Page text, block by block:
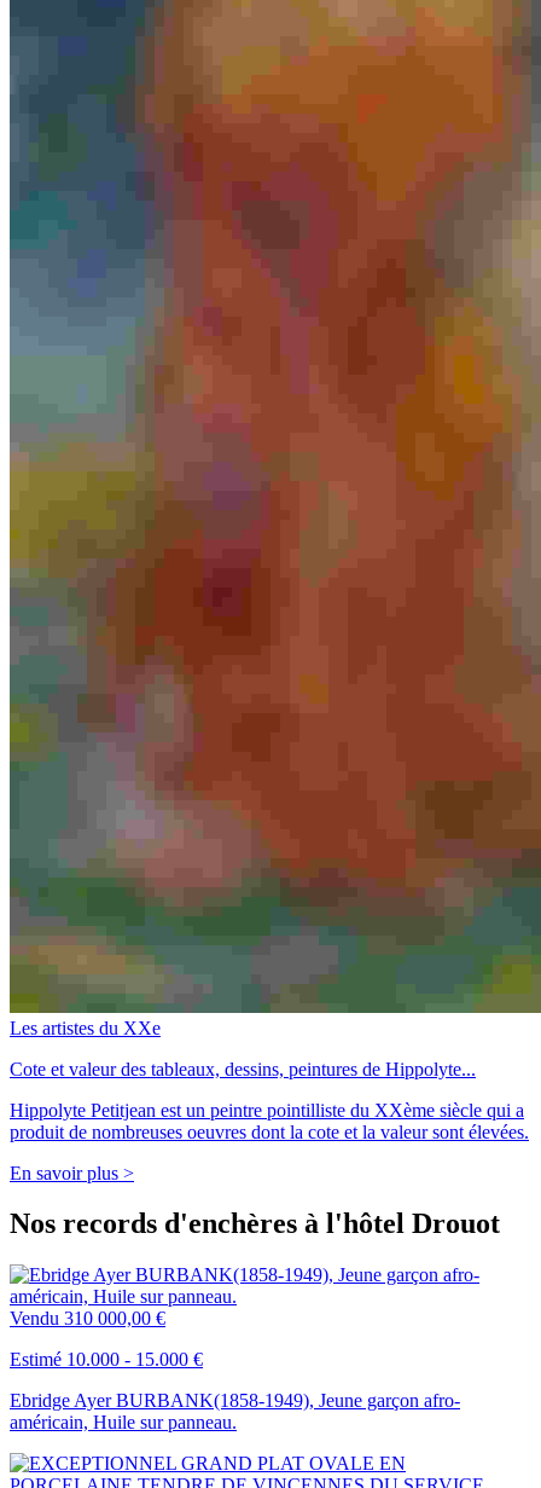
Les artistes du XXe
Cote et valeur des tableaux, dessins, peintures de Hippolyte...
Hippolyte Petitjean est un peintre pointilliste du XXème siècle qui a
produit de nombreuses oeuvres dont la cote et la valeur sont élevées.
En savoir plus >
Nos records d'enchères à l'hôtel Drouot
Vendu 310 000,00 €
Estimé 10.000 - 15.000 €
Ebridge Ayer BURBANK(1858-1949), Jeune garçon afro-
américain, Huile sur panneau.